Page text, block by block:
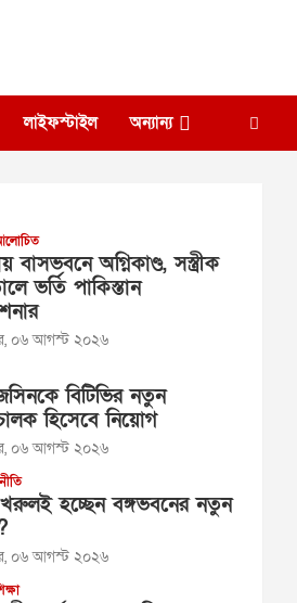
লাইফস্টাইল অন্যান্য
বাসভবনে অগ্নিকাণ্ড, সস্ত্রীক
ভর্তি পাকিস্তান
০৬ আগস্ট ২০২৬
বিটিভির নতুন
হিসেবে নিয়োগ
০৬ আগস্ট ২০২৬
হচ্ছেন বঙ্গভবনের নতুন
০৬ আগস্ট ২০২৬